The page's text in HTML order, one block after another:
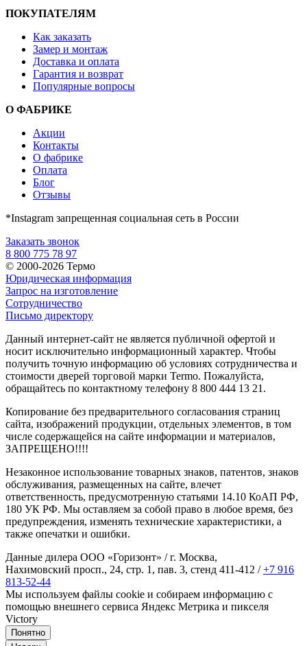
ПОКУПАТЕЛЯМ
Как заказать
Замер и монтаж
Доставка и оплата
Гарантия и возврат
Популярные вопросы
О ФАБРИКЕ
Акции
Контакты
О фабрике
Оплата
Блог
Отзывы
*Instagram запрещенная социальная сеть в России
Заказать звонок
8 800 775 78 97
© 2000-2026 Термо
Юридическая информация
Запрос на изготовление
Сотрудничество
Письмо директору
Данный интернет-сайт не является публичной офертой и
носит исключительно информационный характер. Чтобы
получить точную информацию об условиях сотрудничества и
стоимости дверей торговой марки Termo. Пожалуйста,
обращайтесь по контактному телефону 8 800 444 13 21.
Копирование без предварительного согласования страниц
сайта, изображений продукции, отдельных элементов, в том
числе содержащейся на сайте информации и материалов,
ЗАПРЕЩЕНО!!!!
Незаконное использование товарных знаков, патентов, знаков
обслуживания, размещенных на сайте, влечет
ответственность, предусмотренную статьями 14.10 КоАП РФ,
180 УК РФ. Мы оставляем за собой право в любое время, без
предупреждения, изменять технические характеристики, а
также опечатки и ошибки.
Данные дилера ООО «Горизонт» / г. Москва,
Нахимовский просп., 24, стр. 1, пав. 3, стенд 411-412 /+7 916
813-52-44
Мы используем файлы cookie и собираем информацию с
помощью внешнего сервиса Яндекс Метрика и пикселя
Victory
Понятно